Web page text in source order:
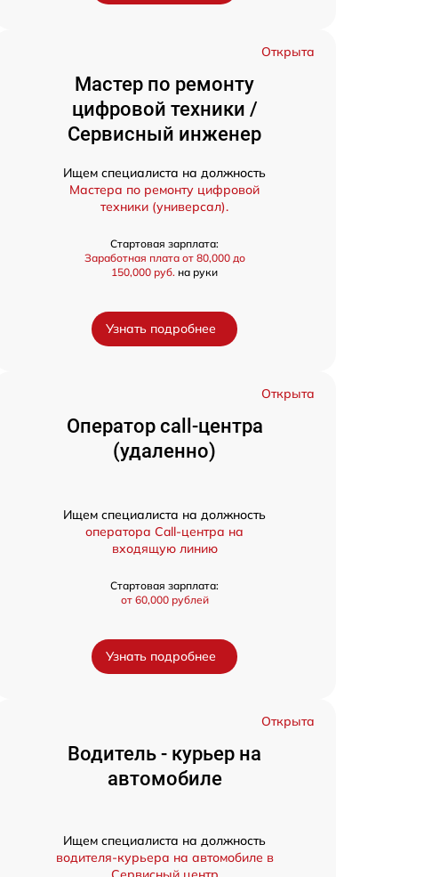
Открыта
Мастер по ремонту
цифровой техники /
Сервисный инженер
Ищем специалиста на должность
Мастера по ремонту цифровой
техники (универсал).
Стартовая зарплата:
Заработная плата от 80,000 до
150,000 руб. на руки
Узнать подробнее
Открыта
Оператор call-центра
(удаленно)
Ищем специалиста на должность
оператора Call-центра на
входящую линию
Стартовая зарплата:
от 60,000 рублей
Узнать подробнее
Открыта
Водитель - курьер на
автомобиле
Ищем специалиста на должность
водителя-курьера на автомобиле в